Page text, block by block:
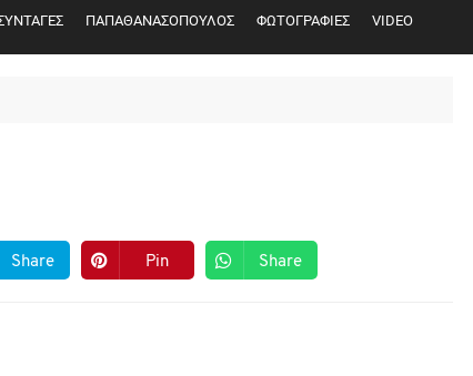
ΠΑΠΑΘΑΝΑΣΟΠΟΥΛΟΣ ΦΩΤΟΓΡΑΦΙΕΣ VIDEO
Share Pin Share